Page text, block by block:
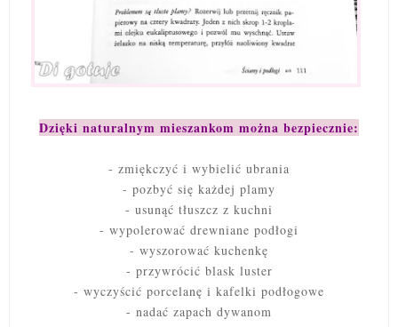
Dzięki naturalnym mieszankom można bezpiecznie:
- zmiękczyć i wybielić ubrania
- pozbyć się każdej plamy
- usunąć tłuszcz z kuchni
- wypolerować drewniane podłogi
- wyszorować kuchenkę
- przywrócić blask luster
- wyczyścić porcelanę i kafelki podłogowe
- nadać zapach dywanom